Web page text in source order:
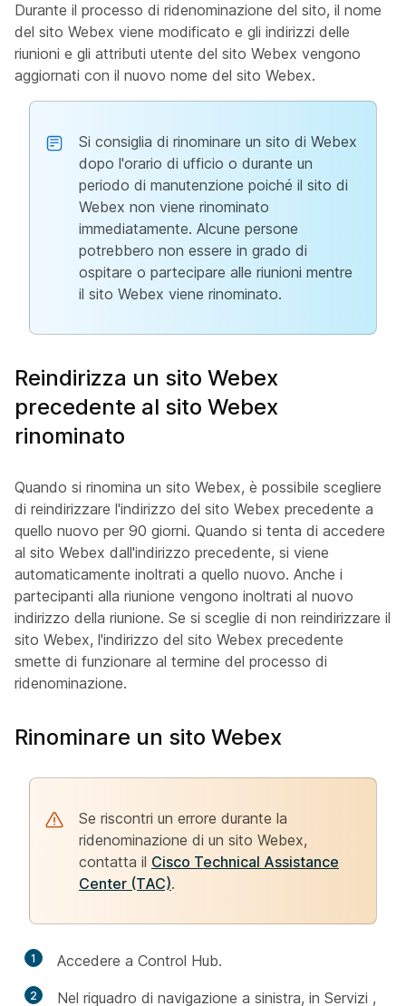
Durante il processo di ridenominazione del sito, il nome
del sito Webex viene modificato e gli indirizzi delle
riunioni e gli attributi utente del sito Webex vengono
aggiornati con il nuovo nome del sito Webex.
Si consiglia di rinominare un sito di Webex
dopo l'orario di ufficio o durante un
periodo di manutenzione poiché il sito di
Webex non viene rinominato
immediatamente. Alcune persone
potrebbero non essere in grado di
ospitare o partecipare alle riunioni mentre
il sito Webex viene rinominato.
Reindirizza un sito Webex
precedente al sito Webex
rinominato
Quando si rinomina un sito Webex, è possibile scegliere
di reindirizzare l'indirizzo del sito Webex precedente a
quello nuovo per 90 giorni. Quando si tenta di accedere
al sito Webex dall'indirizzo precedente, si viene
automaticamente inoltrati a quello nuovo. Anche i
partecipanti alla riunione vengono inoltrati al nuovo
indirizzo della riunione. Se si sceglie di non reindirizzare il
sito Webex, l'indirizzo del sito Webex precedente
smette di funzionare al termine del processo di
ridenominazione.
Rinominare un sito Webex
Se riscontri un errore durante la
ridenominazione di un sito Webex,
contatta il Cisco Technical Assistance
Center (TAC).
1 Accedere a Control Hub.
2 Nel riquadro di navigazione a sinistra, in Servizi ,